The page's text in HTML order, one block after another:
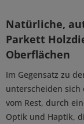
Natürliche,
Parkett
Oberflächen
Im Gegensatz zu
unterscheiden sich
vom Rest, durch
Optik und Haptik,